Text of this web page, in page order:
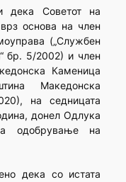
дека Советот на
основа на член
(„Службен
бр. 5/2002) и член
Каменица
Македонска
на седницата
донел Одлука
одобрување на
дека со истата